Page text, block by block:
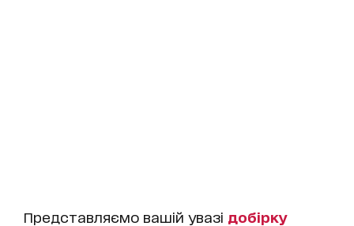
Представляємо вашій увазі добірку